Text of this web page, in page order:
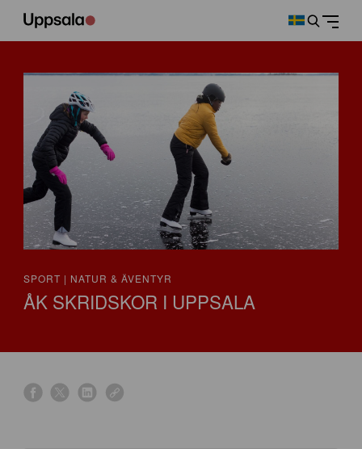
SPORT | NATUR & ÄVENTYR
ÅK SKRIDSKOR I UPPSALA
s
s
s
s